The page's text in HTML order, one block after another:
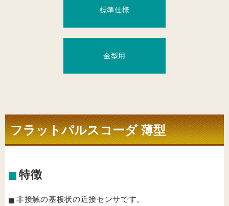
標準仕様
金型用
フラットパルスコーダ 薄型
特徴
非接触の基板状の近接センサです。